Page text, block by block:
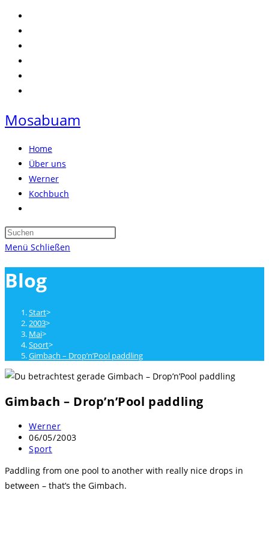
Zum
Inhalt
springen
Mosabuam
Home
Über uns
Werner
Kochbuch
umschalten
Press
Menü Schließen
Blog
Start>
2003>
Mai>
Sport>
Gimbach – Drop’n’Pool paddling
Gimbach – Drop’n’Pool paddling
Beitrags-
Autor:
Werner
Beitrag
veröffentlicht:
06/05/2003
Beitrags-
Sport
Paddling from one pool to another with really nice drops in
between – that’s the Gimbach.